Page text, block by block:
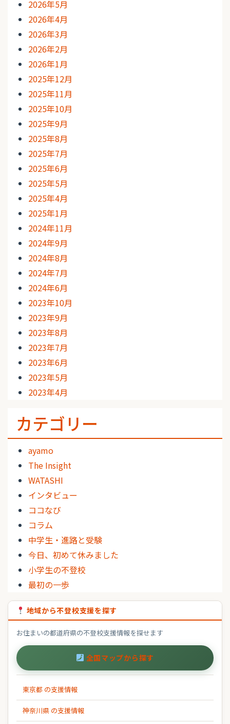
2026年5月
2026年4月
2026年3月
2026年2月
2026年1月
2025年12月
2025年11月
2025年10月
2025年9月
2025年8月
2025年7月
2025年6月
2025年5月
2025年4月
2025年1月
2024年11月
2024年9月
2024年8月
2024年7月
2024年6月
2023年10月
2023年9月
2023年8月
2023年7月
2023年6月
2023年5月
2023年4月
カテゴリー
ayamo
The Insight
WATASHI
インタビュー
ココなび
コラム
中学生・進路と受験
今日、初めて休みました
小学生の不登校
最初の一歩
地域から不登校支援を探す
お住まいの都道府県の不登校支援情報を探せます
全国マップから探す
東京都 の支援情報
神奈川県 の支援情報